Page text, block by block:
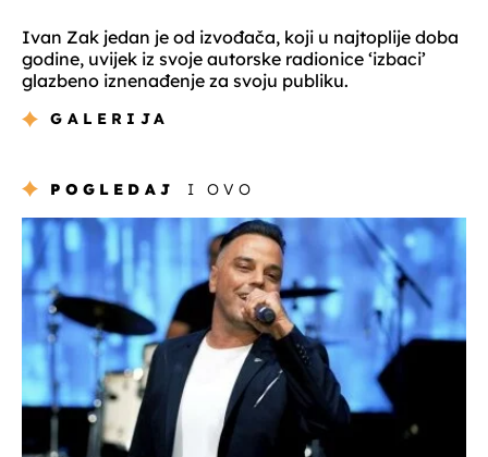
Ivan Zak jedan je od izvođača, koji u najtoplije doba
godine, uvijek iz svoje autorske radionice ‘izbaci’
glazbeno iznenađenje za svoju publiku.
GALERIJA
POGLEDAJ I OVO